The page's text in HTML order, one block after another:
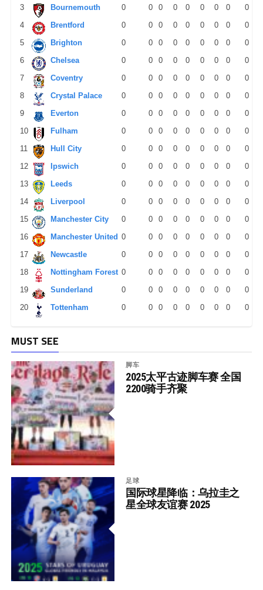
3 Bournemouth 0 0 0 0 0 0 0 0
0
4
Brentford 0 0 0 0 0 0 0 0
0
5
Brighton 0 0 0 0 0 0 0 0
0
6
Chelsea 0 0 0 0 0 0 0 0
0
7
Coventry 0 0 0 0 0 0 0 0
0
8
Crystal Palace 0 0 0 0 0 0 0 0
0
9
Everton 0 0 0 0 0 0 0 0
0
10
Fulham 0 0 0 0 0 0 0 0
0
11
Hull City 0 0 0 0 0 0 0 0
0
12
Ipswich 0 0 0 0 0 0 0 0
0
13
Leeds 0 0 0 0 0 0 0 0
0
14
Liverpool 0 0 0 0 0 0 0 0
0
15
Manchester City 0 0 0 0 0 0 0 0
0
16
Manchester United 0 0 0 0 0 0 0 0
0
17
Newcastle 0 0 0 0 0 0 0 0
0
18
Nottingham Forest 0 0 0 0 0 0 0 0
0
19
Sunderland 0 0 0 0 0 0 0 0
0
20
Tottenham 0 0 0 0 0 0 0 0 0
MUST SEE
脚车
2025太平古迹脚车赛 全国
2200骑手齐聚
足球
国际球星降临：乌拉圭之
星全球友谊赛 2025